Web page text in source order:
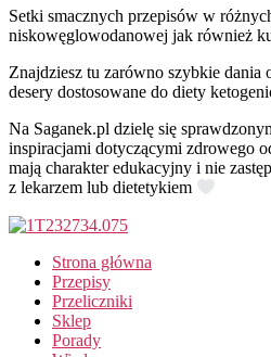
Setki smacznych przepisów w
niskowęglowodanowej jak również
Znajdziesz tu zarówno szybkie
desery dostosowane do diety
Na Saganek.pl dzielę się
inspiracjami dotyczącymi zdrowego
mają charakter edukacyjny i nie
z lekarzem lub dietetykiem
Strona główna
Przepisy
Przeliczniki
Sklep
Porady